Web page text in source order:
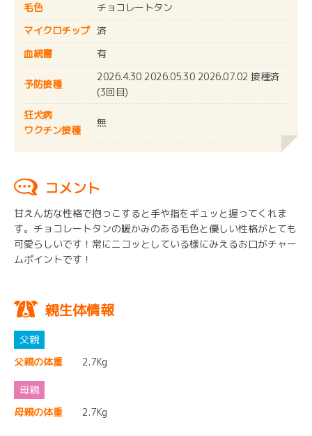
毛色
チョコレートタン
マイクロチップ 済
血統書
有
予防接種
2026.4.30 2026.05.30 2026.07.02 接種済
(3回目)
狂犬病
ワクチン接種
無
コメント
甘えん坊な性格で抱っこすると手や指をギュッと握ってくれま
す。チョコレートタンの暖かみのある毛色と優しい性格がとても
可愛らしいです！常にニコッとしている様にみえるお口がチャー
ムポイントです！
親生体情報
父親の体重 2.7Kg
母親の体重 2.7Kg